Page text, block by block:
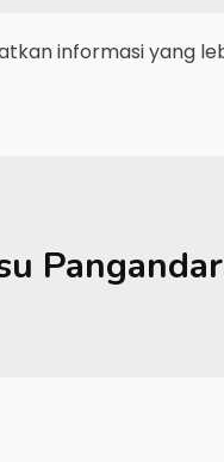
informasi yang